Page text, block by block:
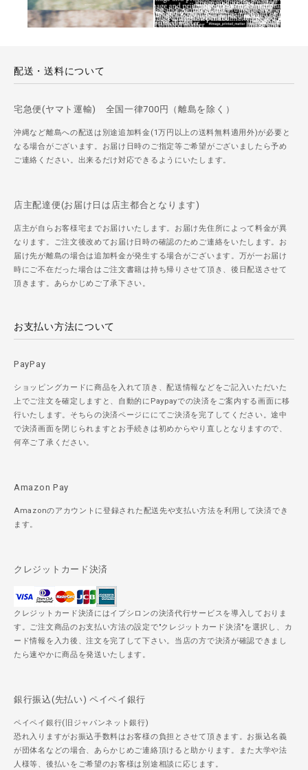
配送・送料について
宅急便(ヤマト運輸) 全国一律700円（離島を除く）
沖縄など離島への配送は別途追加料金(1万円以上の送料無料適用外)が必要と
なる場合がございます。お届け日時のご指定等ご希望がございましたら予め
ご連絡ください。出来るだけ対応できるようにいたします。
店主配達便(お届け日は店主都合となります)
店主が自らお客様宅までお届けいたします。お届け先住所によって料金が異
なります。ご注文後改めてお届け日時の確認のためご連絡をいたします。お
届け先が離島の場合は追加料金が発生する場合がございます。万が一お届け
時にご不在だった場合はご注文書籍は持ち帰りさせて頂き、後日配送させて
頂きます。あらかじめご了承下さい。
お支払い方法について
PayPay
ショッピングカードに商品を入れて頂き、配送情報などをご記入いただいた
上でご注文を確定しますと、自動的にPaypayでの決済をご案内する画面に移
行いたします。そちらの決済ページににてご決済を完了してください。途中
で決済画面を閉じられますとお手続きは初めからやり直しとなりますので、
何卒ご了承ください。
Amazon Pay
Amazonのアカウントに登録された配送先や支払い方法を利用して決済でき
ます。
クレジットカード決済
クレジットカード決済にはイプシロンの決済代行サービスを導入しておりま
す。ご注文商品のお支払い方法の設定で"クレジットカード決済"を選択し、カ
ード情報を入力後、注文を完了して下さい。当店の方で決済が確認できまし
たら速やかに商品を発送いたします。
銀行振込(先払い) ペイペイ銀行
ペイペイ銀行(旧ジャパンネット銀行)
恐れ入りますがお振込手数料はお客様の負担とさせて頂きます。お振込名義
が団体名などの場合、あらかじめご連絡頂けると助かります。また大学や法
人様等、後払いをご希望のお客様は別途相談に応じます。